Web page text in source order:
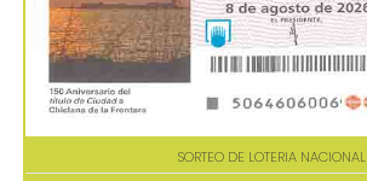
SORTEO DE LOTERIA NACIONAL